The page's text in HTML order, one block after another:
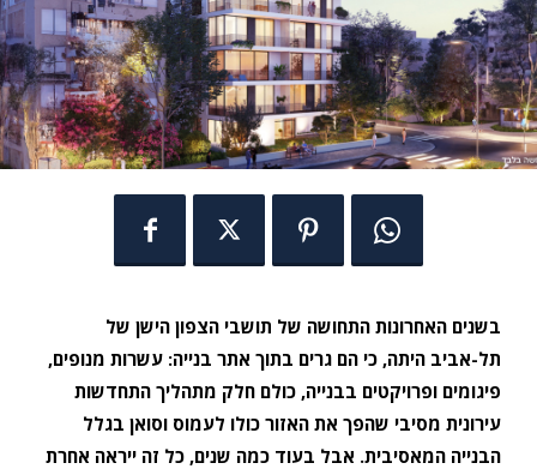
בשנים האחרונות התחושה של תושבי הצפון הישן של
תל-אביב היתה, כי הם גרים בתוך אתר בנייה: עשרות מנופים,
פיגומים ופרויקטים בבנייה, כולם חלק מתהליך התחדשות
עירונית מסיבי שהפך את האזור כולו לעמוס וסואן בגלל
הבנייה המאסיבית. אבל בעוד כמה שנים, כל זה ייראה אחרת